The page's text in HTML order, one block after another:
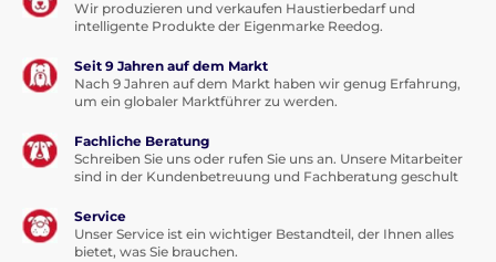
Wir produzieren und verkaufen Haustierbedarf und
intelligente Produkte der Eigenmarke Reedog.
Seit 9 Jahren auf dem Markt
Nach 9 Jahren auf dem Markt haben wir genug Erfahrung,
um ein globaler Marktführer zu werden.
Fachliche Beratung
Schreiben Sie uns oder rufen Sie uns an. Unsere Mitarbeiter
sind in der Kundenbetreuung und Fachberatung geschult
Service
Unser Service ist ein wichtiger Bestandteil, der Ihnen alles
bietet, was Sie brauchen.